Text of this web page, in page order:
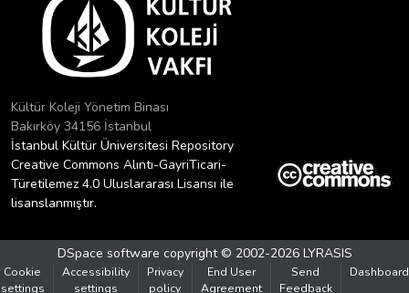
Kültür Koleji Yönetim Binası
Bakırköy 34156 İstanbul
İstanbul Kültür Üniversitesi Repository
Creative Commons Alıntı-GayriTicari-
Türetilemez 4.0 Uluslararası Lisansı ile
lisanslanmıştır.
DSpace software copyright © 2002-2026 LYRASIS
Cookie
settings
Accessibility
settings
Privacy
policy
End User
Agreement
Send
Feedback
Dashboard